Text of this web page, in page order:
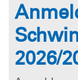
2026/